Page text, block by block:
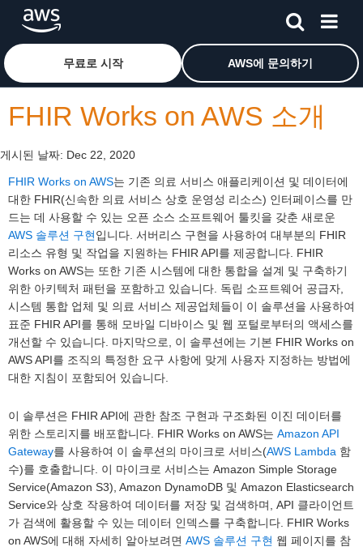
메인 콘텐츠로 건너뛰기Amazon Web Services 홈 페이지로 돌아가려면 여기를 클
무료로 시작 AWS에 문의하기
FHIR Works on AWS 소개
게시된 날짜: Dec 22, 2020
FHIR Works on AWS는 기존 의료 서비스 애플리케이션 및 데이터에
대한 FHIR(신속한 의료 서비스 상호 운영성 리소스) 인터페이스를 만
드는 데 사용할 수 있는 오픈 소스 소프트웨어 툴킷을 갖춘 새로운
AWS 솔루션 구현입니다. 서버리스 구현을 사용하여 대부분의 FHIR
리소스 유형 및 작업을 지원하는 FHIR API를 제공합니다. FHIR
Works on AWS는 또한 기존 시스템에 대한 통합을 설계 및 구축하기
위한 아키텍처 패턴을 포함하고 있습니다. 독립 소프트웨어 공급자,
시스템 통합 업체 및 의료 서비스 제공업체들이 이 솔루션을 사용하여
표준 FHIR API를 통해 모바일 디바이스 및 웹 포털로부터의 액세스를
개선할 수 있습니다. 마지막으로, 이 솔루션에는 기본 FHIR Works on
AWS API를 조직의 특정한 요구 사항에 맞게 사용자 지정하는 방법에
대한 지침이 포함되어 있습니다.
이 솔루션은 FHIR API에 관한 참조 구현과 구조화된 이진 데이터를
위한 스토리지를 배포합니다. FHIR Works on AWS는 Amazon API
Gateway를 사용하여 이 솔루션의 마이크로 서비스(AWS Lambda 함
수)를 호출합니다. 이 마이크로 서비스는 Amazon Simple Storage
Service(Amazon S3), Amazon DynamoDB 및 Amazon Elasticsearch
Service와 상호 작용하여 데이터를 저장 및 검색하며, API 클라이언트
가 검색에 활용할 수 있는 데이터 인덱스를 구축합니다. FHIR Works
on AWS에 대해 자세히 알아보려면 AWS 솔루션 구현 웹 페이지를 참